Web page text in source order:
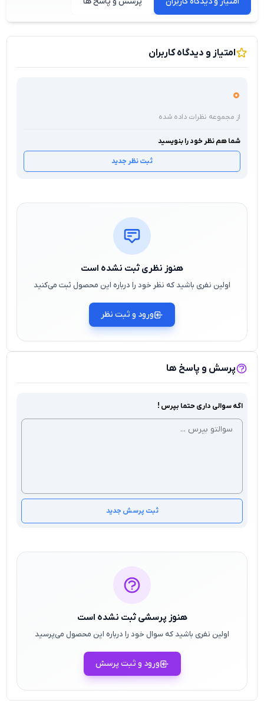
امتیاز و دیدگاه کاربران
0
از مجموعه نظرات داده شده
شما هم نظر خود را بنویسید
ثبت نظر جدید
هنوز نظری ثبت نشده است
اولین نفری باشید که نظر خود را درباره این محصول ثبت می‌کنید
ورود و ثبت نظر
پرسش و پاسخ ها
اگه سوالی داری حتما بپرس !
ثبت پرسش جدید
هنوز پرسشی ثبت نشده است
اولین نفری باشید که سوال خود را درباره این محصول می‌پرسید
ورود و ثبت پرسش